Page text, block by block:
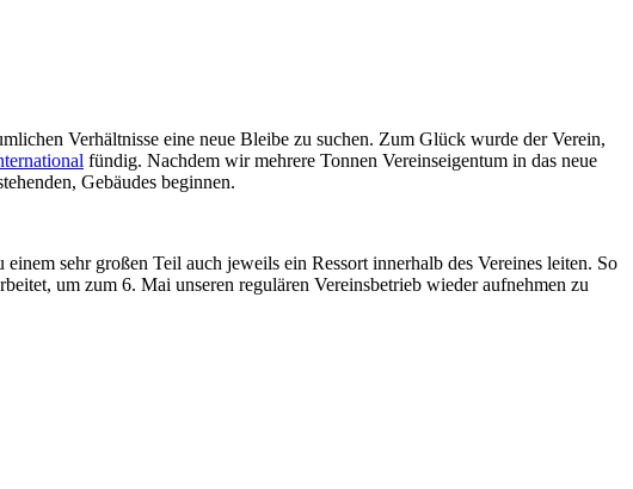
Verhältnisse eine neue Bleibe zu suchen. Zum Glück wurde der Verein,
fündig. Nachdem wir mehrere Tonnen Vereinseigentum in das neue
Gebäudes beginnen.
sehr großen Teil auch jeweils ein Ressort innerhalb des Vereines leiten. So
um zum 6. Mai unseren regulären Vereinsbetrieb wieder aufnehmen zu